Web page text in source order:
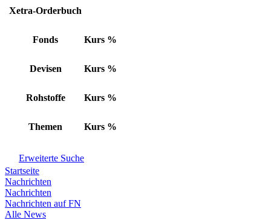
Xetra-Orderbuch
Fonds Kurs %
Devisen Kurs %
Rohstoffe Kurs %
Themen Kurs %
Erweiterte Suche
Startseite
Nachrichten
Nachrichten
Nachrichten auf FN
Alle News